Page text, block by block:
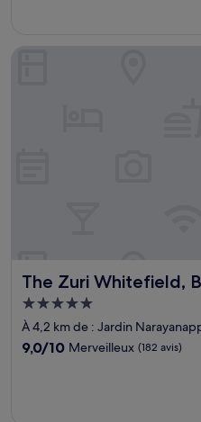
The Zuri Whitefield,
The Zuri Whitefield,
Hébergement
5.0 étoiles
À 4,2 km de : Jardin
9.0
9,0/10 Merveilleux (182 avis)
The Zuri Whitefield, Bangalore